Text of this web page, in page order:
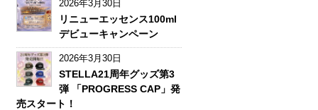
2026年3月30日
リニューエッセンス100ml
デビューキャンペーン
2026年3月30日
STELLA21周年グッズ第3
弾 「PROGRESS CAP」発
売スタート！